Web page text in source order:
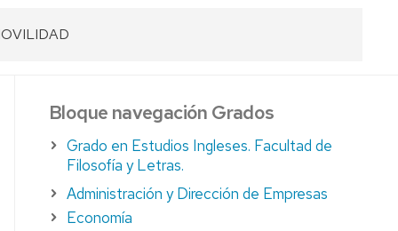
Bloque navegación Grados
Grado en Estudios Ingleses. Facultad de
Filosofía y Letras.
Administración y Dirección de Empresas
Economía